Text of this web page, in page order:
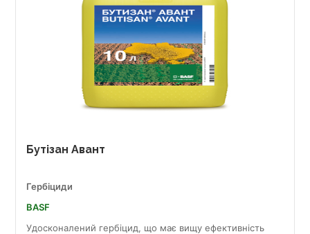
Бутізан Авант
Гербіциди
BASF
Удосконалений гербіцид, що має вищу ефективність